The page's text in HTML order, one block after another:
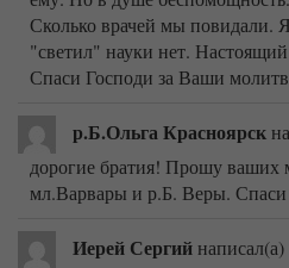
Сколько врачей мы повидали.
"светил" науки нет. Настоящий
Спаси Господи за Ваши
р.Б.Ольга Красноярск
дорогие братия! Прошу ваших
мл.Варвары и р.Б. Веры.
Иерей Сергий